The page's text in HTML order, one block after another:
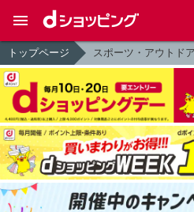
トップページ スポーツ・アウトド